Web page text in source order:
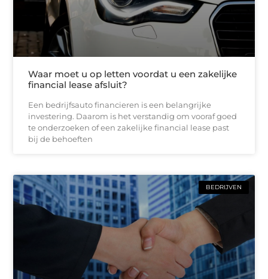
Waar moet u op letten voordat u een zakelijke
financial lease afsluit?
Een bedrijfsauto financieren is een belangrijke
investering. Daarom is het verstandig om vooraf goed
te onderzoeken of een zakelijke financial lease past
bij de behoeften
BEDRIJVEN